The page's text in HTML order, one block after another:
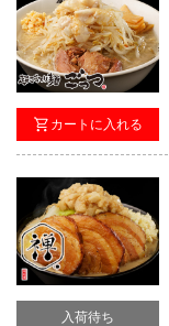
カートに入れる
入荷待ち